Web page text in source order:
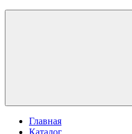
Главная
Каталог